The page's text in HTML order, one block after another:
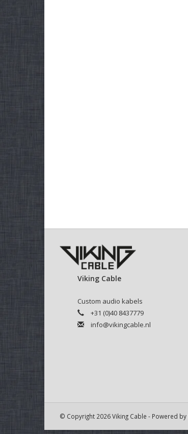
Viking Cable
Custom audio kabels
+31 (0)40 8437779
info@vikingcable.nl
© Copyright 2026 Viking Cable - Powered by